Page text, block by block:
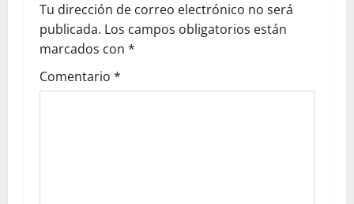
Tu dirección de correo electrónico no será
publicada. Los campos obligatorios están
marcados con *
Comentario *